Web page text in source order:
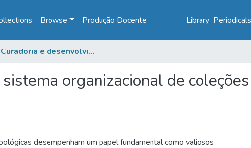
Browse Produção Docente Library Periodicals
Curadoria e desenvolvimento de sistema organizacional de coleções zoológicas didáticas
organizacional de coleções
desempenham um papel fundamental como valiosos